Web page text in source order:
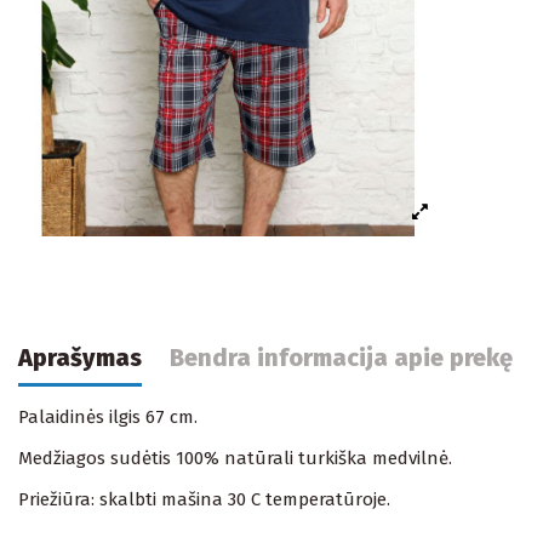
Aprašymas Bendra informacija apie prekę
Palaidinės ilgis 67 cm.
Medžiagos sudėtis 100% natūrali turkiška medvilnė.
Priežiūra: skalbti mašina 30 C temperatūroje.